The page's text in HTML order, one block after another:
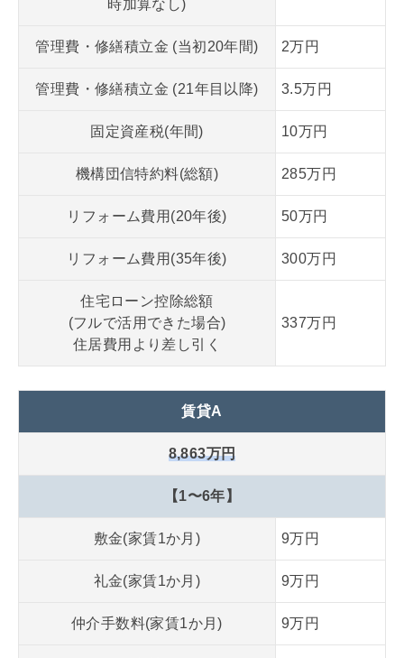
時加算なし)
管理費・修繕積立金 (当初20年間) 2万円
管理費・修繕積立金 (21年目以降) 3.5万円
固定資産税(年間) 10万円
機構団信特約料(総額) 285万円
リフォーム費用(20年後) 50万円
リフォーム費用(35年後) 300万円
住宅ローン控除総額
(フルで活用できた場合)
住居費用より差し引く
337万円
賃貸A
8,863万円
【1〜6年】
敷金(家賃1か月) 9万円
礼金(家賃1か月) 9万円
仲介手数料(家賃1か月) 9万円